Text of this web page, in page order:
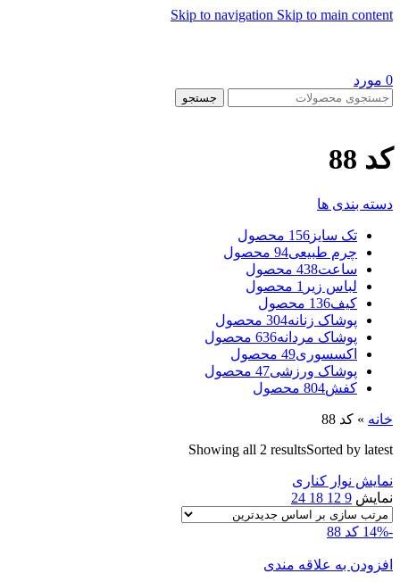
Skip to navigation Skip to main content
0 مورد
جستجو
کد 88
دسته بندی ها
تک سایز 156 محصول
چرم طبیعی94 محصول
ساعت438 محصول
لباس زیر 1 محصول
کیف136 محصول
پوشاک زنانه304 محصول
پوشاک مردانه636 محصول
اکسسوری49 محصول
پوشاک ورزشی47 محصول
کفش804 محصول
خانه » کد 88
Showing all 2 resultsSorted by latest
نمایش نوار کناری
نمایش 9
12
18
24
-14% کد 88
افزودن به علاقه مندی